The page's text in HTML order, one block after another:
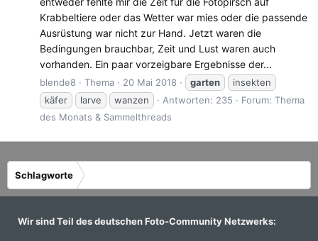
Krabbeltiere oder das Wetter war mies oder die passende
Ausrüstung war nicht zur Hand. Jetzt waren die
Bedingungen brauchbar, Zeit und Lust waren auch
vorhanden. Ein paar vorzeigbare Ergebnisse der...
blende8 Thema 20 Mai 2018 garten
insekten
käfer
larve wanzen Antworten: 235 Forum: Thema
des Monats & Sammelthreads
Schlagworte
Wir sind Teil des deutschen Foto-Community Netzwerks: